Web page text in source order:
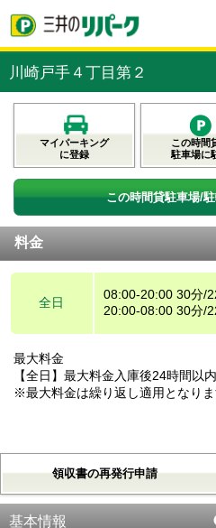
川崎戸手４丁目第２
マイパーキング
に登録
この時間
駐車場に
この時間貸駐車場/
料金
全日
08:00-20:00 30分/
20:00-08:00 30分/
最大料金
【全日】最大料金入庫後24時間以
※最大料金は繰り返し適用となりま
領収書の再発行申請
基本情報